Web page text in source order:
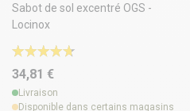
Sabot de sol excentré OGS -
Locinox
34,81 €
Livraison
Disponible dans certains magasins